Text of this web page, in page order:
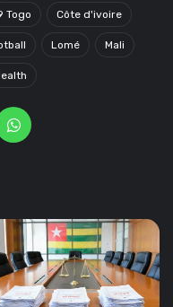
Togo Côte d'ivoire
Lomé Mali
WhatsApp